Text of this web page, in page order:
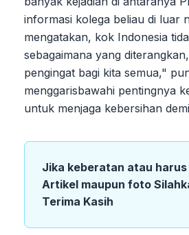
informasi kolega beliau di luar
mengatakan, kok Indonesia
sebagaimana yang
pengingat bagi kita semua,"
menggarisbawahi pentingnya
untuk menjaga kebersihan
Jika keberatan atau
Artikel maupun foto
Terima Kasih